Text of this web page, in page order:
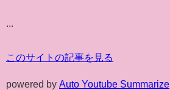
...
このサイトの記事を見る
powered by Auto Youtube Summarize